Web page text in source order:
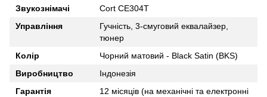
Звукознімачі
Cort CE304T
Управління
Гучність, 3-смуговий еквалайзер,
тюнер
Колір
Чорний матовий - Black Satin (BKS)
Виробництво
Індонезія
Гарантія
12 місяців (на механічні та електронні